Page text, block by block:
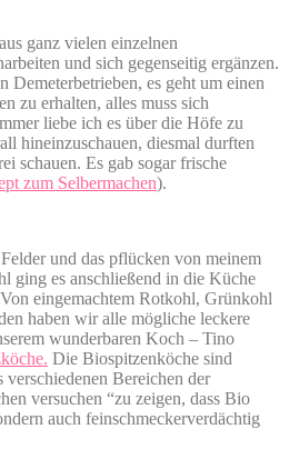
ganz vielen einzelnen
und sich gegenseitig ergänzen.
Demeterbetrieben, es geht um einen
zu erhalten, alles muss sich
liebe ich es über die Höfe zu
hineinzuschauen, diesmal durften
schauen. Es gab sogar frische
zum Selbermachen).
und das pflücken von meinem
ging es anschließend in die Küche
eingemachtem Rotkohl, Grünkohl
haben wir alle mögliche leckere
wunderbaren Koch – Tino
Die Biospitzenköche sind
Bereichen der
versuchen “zu zeigen, dass Bio
auch feinschmeckerverdächtig